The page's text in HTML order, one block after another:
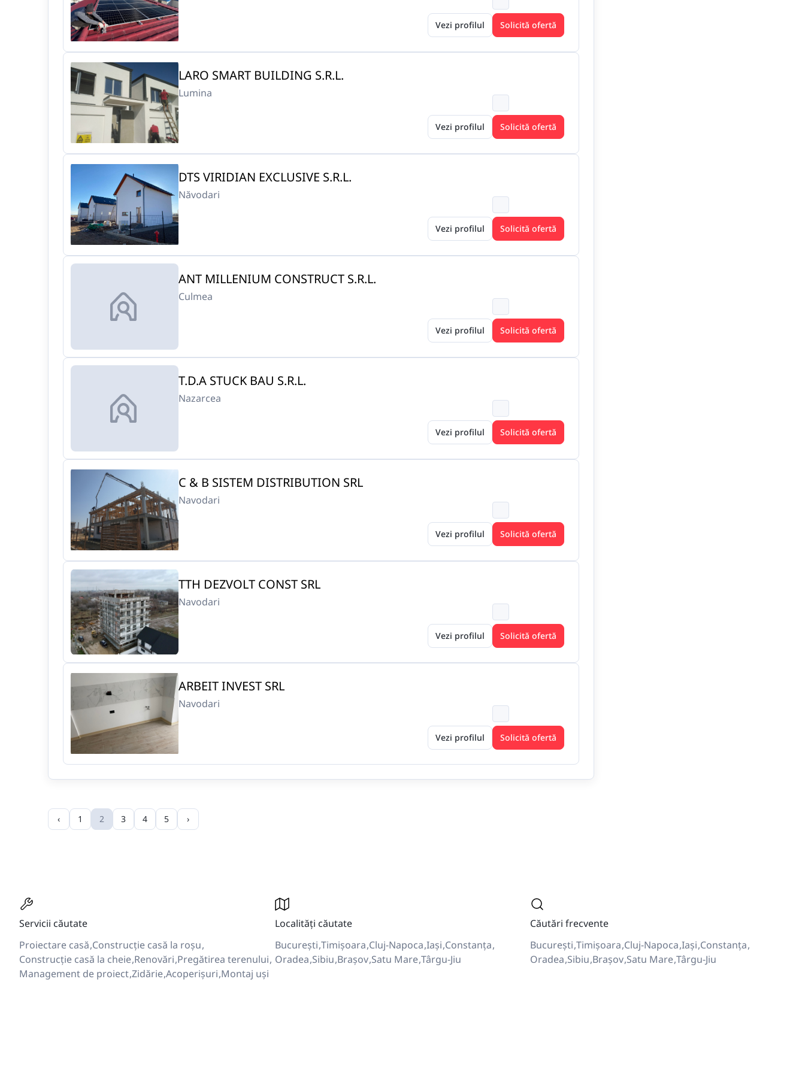
Vezi profilul Solicită ofertă
LARO SMART BUILDING S.R.L.
Lumina
Vezi profilul Solicită ofertă
DTS VIRIDIAN EXCLUSIVE S.R.L.
Năvodari
Vezi profilul Solicită ofertă
ANT MILLENIUM CONSTRUCT S.R.L.
Culmea
Vezi profilul Solicită ofertă
T.D.A STUCK BAU S.R.L.
Nazarcea
Vezi profilul Solicită ofertă
C & B SISTEM DISTRIBUTION SRL
Navodari
Vezi profilul Solicită ofertă
TTH DEZVOLT CONST SRL
Navodari
Vezi profilul Solicită ofertă
ARBEIT INVEST SRL
Navodari
Vezi profilul Solicită ofertă
‹ 1 2 3 4 5 ›
Servicii căutate
Proiectare casăConstrucție casă la roșu
Construcție casă la cheieRenovăriPregătirea terenului
Management de proiectZidărieAcoperișuriMontaj uși
Localități căutate
BucureștiTimișoaraCluj-NapocaIașiConstanța
OradeaSibiuBrașovSatu MareTârgu-Jiu
Căutări frecvente
BucureștiTimișoaraCluj-NapocaIașiConstanța
OradeaSibiuBrașovSatu MareTârgu-Jiu